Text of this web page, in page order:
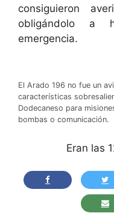
consiguieron
obligándolo a
emergencia.
El Arado 196 no fue un
características
Dodecaneso para
bombas o comunicación.
Eran las